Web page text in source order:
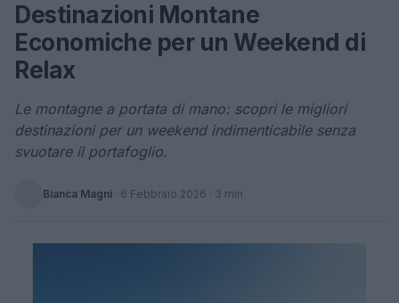
Destinazioni Montane
Economiche per un Weekend di
Relax
Le montagne a portata di mano: scopri le migliori
destinazioni per un weekend indimenticabile senza
svuotare il portafoglio.
Bianca Magni · 6 Febbraio 2026 · 3 min